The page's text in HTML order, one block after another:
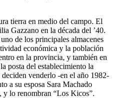
tierra en medio del campo. El
Gazzano en la década del ’40.
de los principales almacenes
económica y la población
en la provincia, y también en
posta del establecimiento la
venderlo -en el año 1982-
a su esposa Sara Machado
y lo renombran “Los Kicos”.